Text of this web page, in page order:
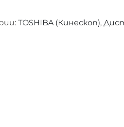
TOSHIBA (Кинескоп),